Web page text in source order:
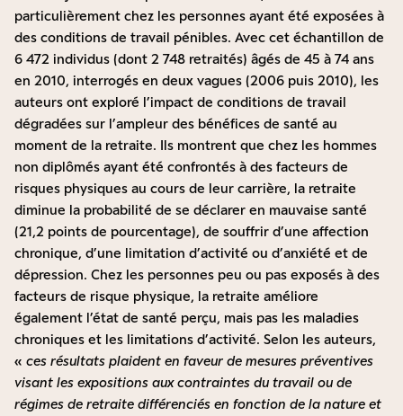
particulièrement chez les personnes ayant été exposées à
des conditions de travail pénibles. Avec cet échantillon de
6 472 individus (dont 2 748 retraités) âgés de 45 à 74 ans
en 2010, interrogés en deux vagues (2006 puis 2010), les
auteurs ont exploré l’impact de conditions de travail
dégradées sur l’ampleur des bénéfices de santé au
moment de la retraite. Ils montrent que chez les hommes
non­ diplômés ayant été confrontés à des facteurs de
risques physiques au cours de leur carrière, la retraite
diminue la probabilité de se déclarer en mauvaise santé
(21,2 points de pourcentage), de souffrir d’une affection
chronique, d’une limitation d’activité ou d’anxiété et de
dépression. Chez les personnes peu ou pas exposés à des
facteurs de risque physique, la retraite améliore
également l’état de santé perçu, mais pas les maladies
chroniques et les limitations d’activité. Selon les auteurs,
« ces résultats plaident en faveur de mesures préventives
visant les expositions aux contraintes du travail ou de
régimes de retraite différenciés en fonction de la nature et